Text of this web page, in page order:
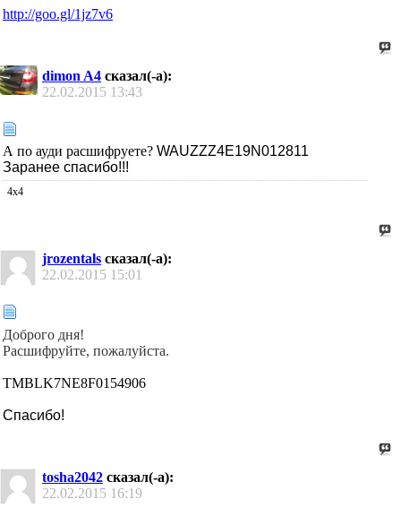
http://goo.gl/1jz7v6
dimon A4 сказал(-а):
22.02.2015 13:43
А по ауди расшифруете? WAUZZZ4E19N012811
Заранее спасибо!!!
4х4
jrozentals сказал(-а):
22.02.2015 15:01
Доброго дня!
Pасшифруйте, пожалуйста.
TMBLK7NE8F0154906
Cпасибо!
tosha2042 сказал(-а):
22.02.2015 16:19